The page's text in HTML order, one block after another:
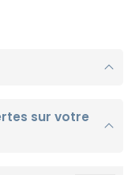
sur votre